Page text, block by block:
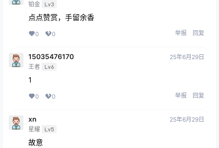
铂金 Lv3
点点赞赏，手留余香
0 0 举报 回复
15035476170
王者 Lv6
25年6月29日
1
0 0 举报 回复
xn
星耀 Lv5
25年6月29日
故意